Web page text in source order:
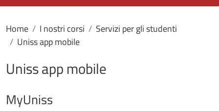
Home I nostri corsi
Servizi per gli studenti
Uniss app mobile
Uniss app mobile
MyUniss